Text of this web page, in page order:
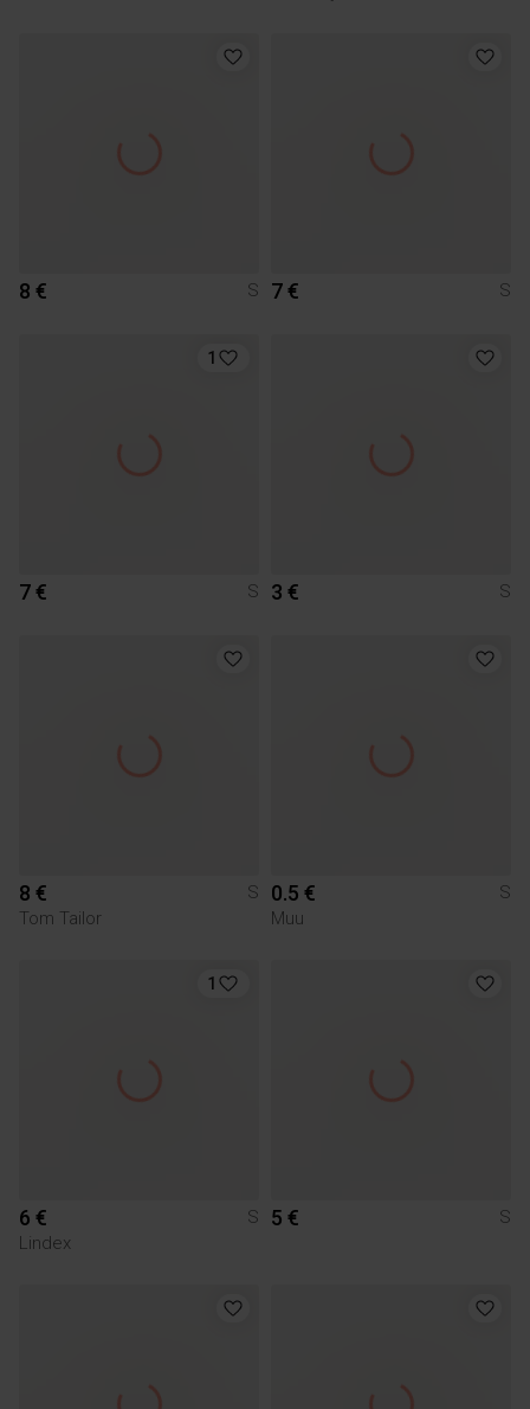
8 € S 7 € S
1
7 € S 3 € S
8 €
S
Tom Tailor
0.5 €
S
Muu
1
6 €
S
Lindex
5 € S